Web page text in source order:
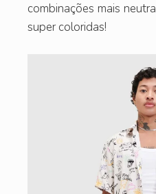
combinações mais
super coloridas!